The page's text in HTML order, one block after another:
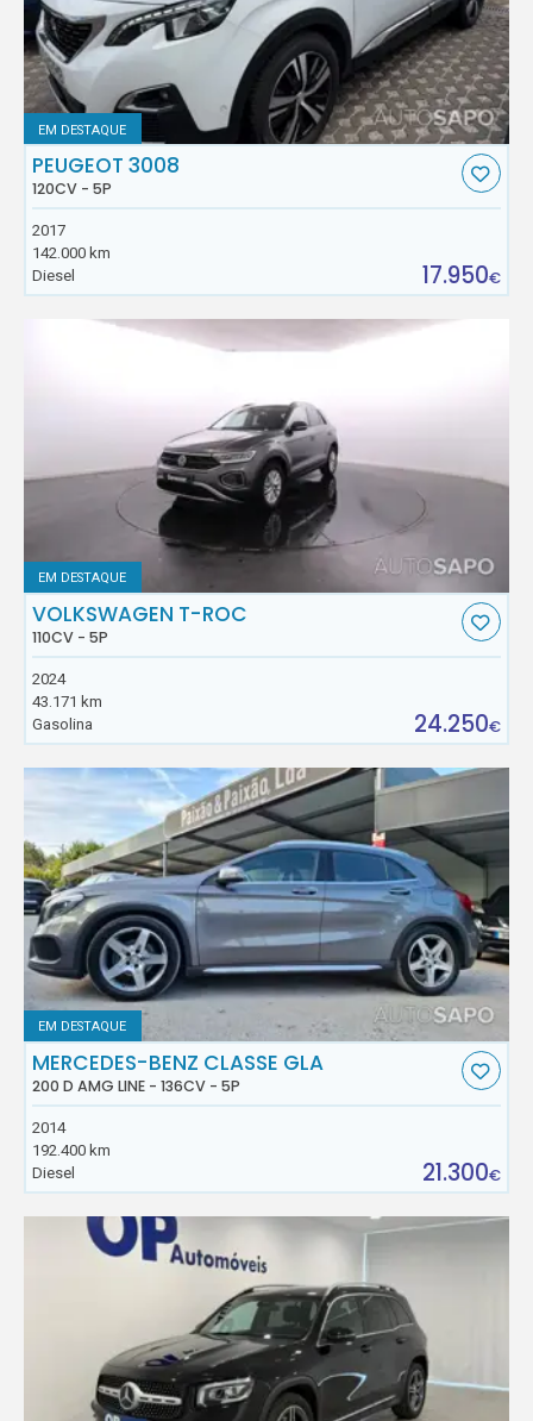
EM DESTAQUE
PEUGEOT 3008
120CV - 5P
2017
142.000 km
Diesel
17.950€
EM DESTAQUE
VOLKSWAGEN T-ROC
110CV - 5P
2024
43.171 km
Gasolina
24.250€
EM DESTAQUE
MERCEDES-BENZ CLASSE GLA
200 D AMG LINE - 136CV - 5P
2014
192.400 km
Diesel
21.300€